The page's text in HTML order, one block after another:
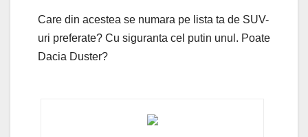
Care din acestea se numara pe lista ta de SUV-
uri preferate? Cu siguranta cel putin unul. Poate
Dacia Duster?